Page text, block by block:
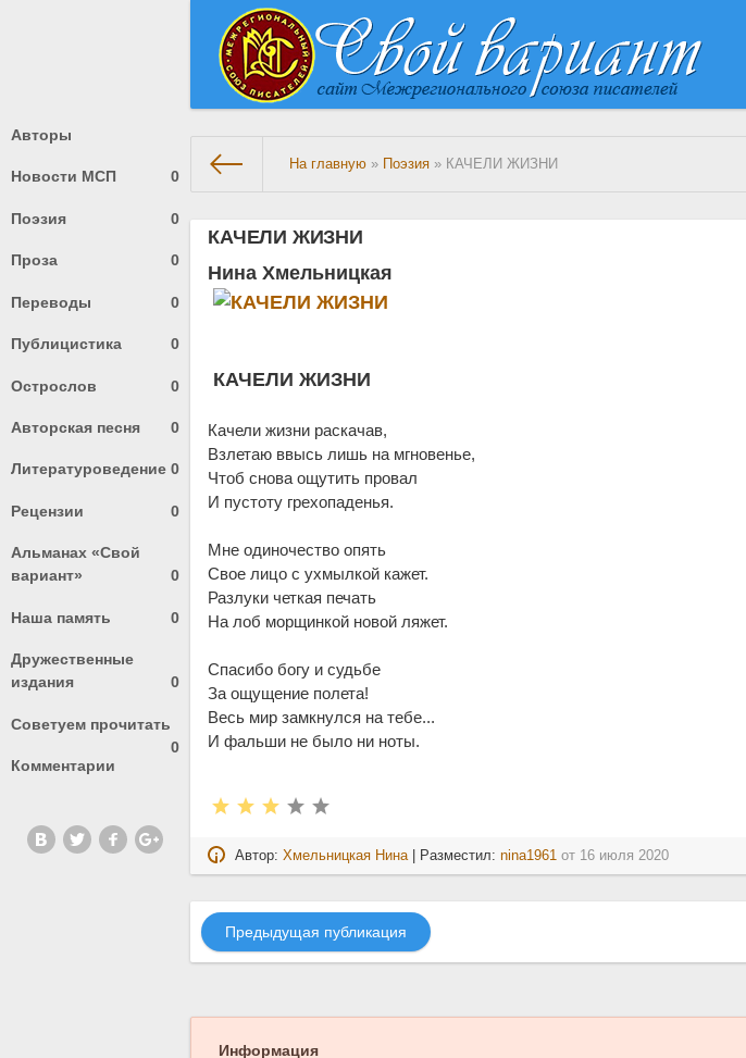
Авторы
Новости МСП 0
Поэзия 0
Проза 0
Переводы 0
Публицистика 0
Острослов 0
Авторская песня 0
Литературоведение 0
Рецензии 0
Альманах «Свой
вариант»
0
Наша память 0
Дружественные
издания
0
Советуем прочитать
0
Комментарии
На главную » Поэзия » КАЧЕЛИ ЖИЗНИ
КАЧЕЛИ ЖИЗНИ
Нина Хмельницкая
КАЧЕЛИ ЖИЗНИ
Качели жизни раскачав,
Взлетаю ввысь лишь на мгновенье,
Чтоб снова ощутить провал
И пустоту грехопаденья.
Мне одиночество опять
Свое лицо с ухмылкой кажет.
Разлуки четкая печать
На лоб морщинкой новой ляжет.
Спасибо богу и судьбе
За ощущение полета!
Весь мир замкнулся на тебе...
И фальши не было ни ноты.
Автор:Хмельницкая Нина | Разместил:nina1961 от 16 июля 2020
Предыдущая публикация
Информация